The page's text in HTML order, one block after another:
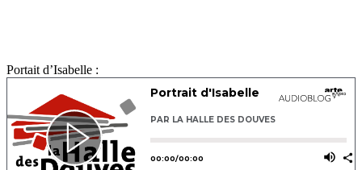
Portait d’Isabelle :